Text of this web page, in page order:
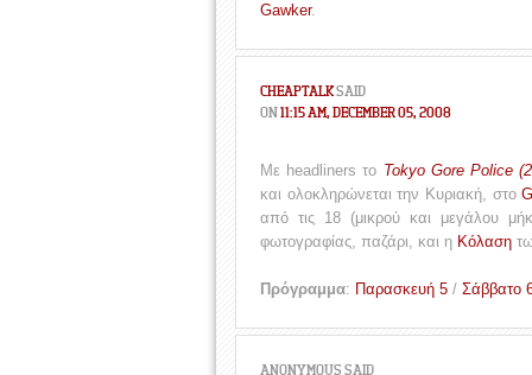
Gawker.
CHEAPTALKSAID
ON11:15 AM, DECEMBER 05, 2008
Με headliners το Tokyo Gore Police
και ολοκληρώνεται την Κυριακή, στο
από τις 18 (μικρού και μεγάλου
φωτογραφίας, παζάρι, και η Κόλαση
Πρόγραμμα: Παρασκευή 5 / Σάββατο
ANONYMOUS SAID